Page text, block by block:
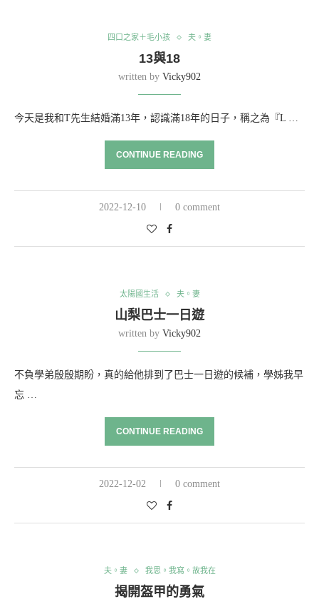
四口之家＋毛小孩 夫。妻
13與18
written by Vicky902
今天是我和T先生結婚滿13年，認識滿18年的日子，稱之為『L …
CONTINUE READING
2022-12-10 0 comment
太陽國生活 夫。妻
山梨巴士一日遊
written by Vicky902
不負學弟殷殷期盼，真的給他排到了巴士一日遊的候補，學姊我早
忘 …
CONTINUE READING
2022-12-02 0 comment
夫。妻 我思。我寫。故我在
揭開盔甲的勇氣